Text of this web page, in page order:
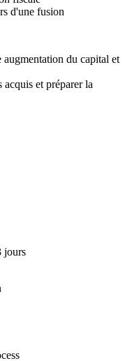
d'une fusion
du capital et
et préparer la
jours